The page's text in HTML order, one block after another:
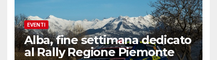
EVENTI
Alba, fine settimana dedicato
al Rally Regione Piemonte